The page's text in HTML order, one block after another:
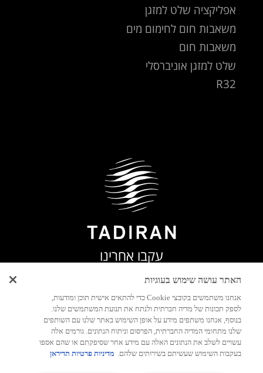
אפליקציה שלט למזגן
משאבות חום לחימום מים
משאבות חום
שלט למזגן אוניברסלי
R32
עקבו אחרינו
האתר עושה שימוש בעוגיות
אנחנו משתמשים בקובצי Cookie כדי להתאים אישית תוכן ומודעות,
לספק תכונות של מדיה חברתית ולנתח את תנועת המשתמשים שלנו.
בנוסף, אנחנו משתפים מידע על אופן השימוש באתר שלנו עם השותפים
שלנו מתחומי המדיה החברתית, הפרסום וניתוח הנתונים. גורמים אלה
עשויים לשלב את הנתונים האלה עם מידע אחר שסיפקתם או שהם אספו
בעקבות השימוש שעשיתם בשירותים שלהם. מדיניות פרטיות תדיראן